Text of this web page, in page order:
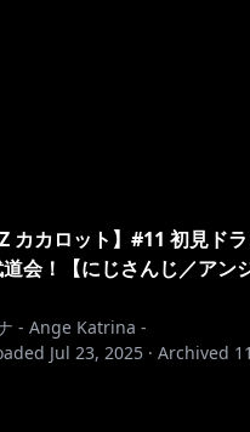
カカロット】#11 初見ド
会！【にじさんじ／アン
- Ange Katrina -
Jul 23, 2025 · Archived